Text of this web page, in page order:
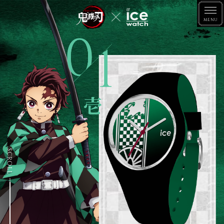
滅
の
刃
I
E
-
W
A
T
C
H
滅
の
刃
I
W
A
T
C
H
商品情報
特典情報
取扱店舗
ANIPLEX+で購入
SCROLL